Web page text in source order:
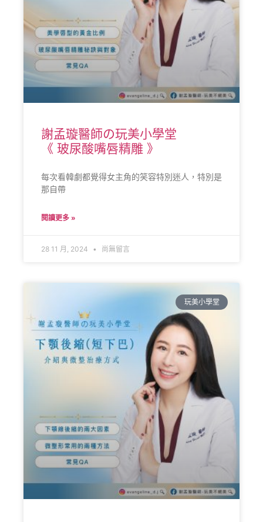
謝孟璇醫師の玩美小學堂
《 玻尿酸嘴唇精雕 》
每次看韓劇都覺得女主角的笑容特別迷人，特別是
那自帶
閱讀更多 »
28 11 月, 2024 尚無留言
玩美小學堂